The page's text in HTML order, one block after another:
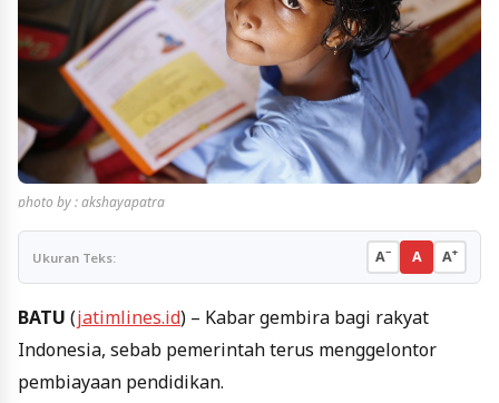
photo by : akshayapatra
Ukuran Teks: A− A A+
BATU (jatimlines.id) – Kabar gembira bagi rakyat
Indonesia, sebab pemerintah terus menggelontor
pembiayaan pendidikan.